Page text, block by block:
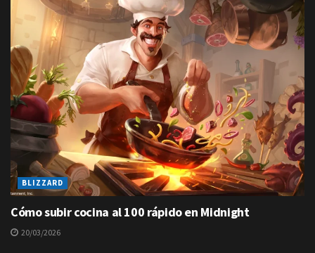
BLIZZARD
Cómo subir cocina al 100 rápido en Midnight
20/03/2026